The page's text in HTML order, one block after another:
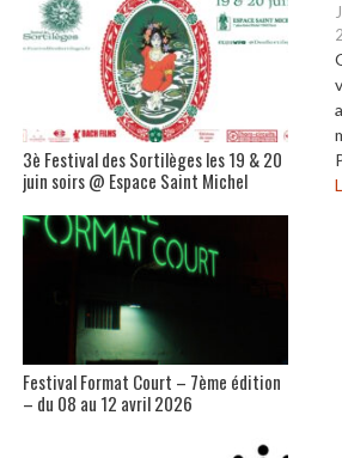
3è Festival des Sortilèges les 19 & 20
juin soirs @ Espace Saint Michel
Festival Format Court – 7ème édition
– du 08 au 12 avril 2026